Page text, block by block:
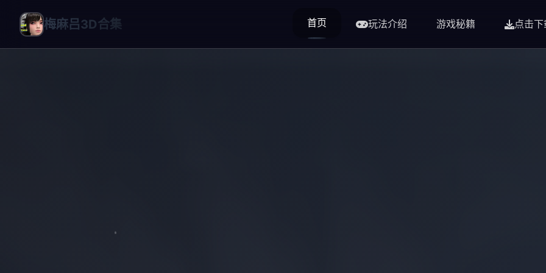
梅麻吕3D合集 首页 玩法介绍 游戏秘籍 点击下